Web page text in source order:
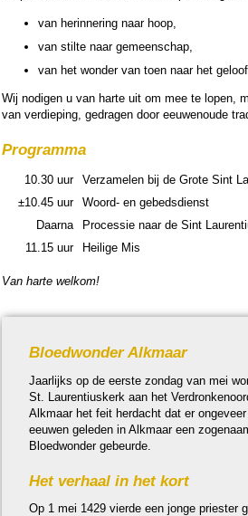
van her­in­ne­ring naar hoop,
van stilte naar gemeen­schap,
van het won­der van toen naar het
Wij nodigen u van harte uit om mee te lopen,
van ver­die­ping, gedragen door eeuwen­oude
Pro­gram­ma
10.30 uur
Verza­melen bij de Grote Sint
±10.45 uur
Woord- en gebeds­dienst
Daarna
Pro­ces­sie naar de Sint
11.15 uur
Heilige Mis
Van harte welkom!
Bloed­won­der Alkmaar
Jaar­lijks op de eerste zon­dag van mei
St. Lau­ren­tius­kerk aan het
Alkmaar het feit her­dacht dat er
eeuwen gele­den in Alkmaar een
Bloed­won­der gebeurde.
Het verhaal in het kort
Op 1 mei 1429 vierde een jonge pries­ter